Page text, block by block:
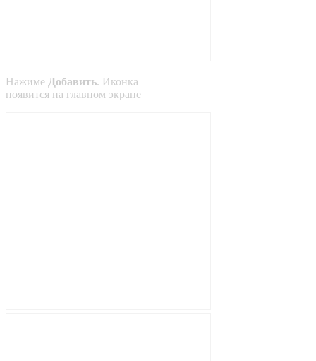
Нажиме Добавить. Иконка
появится на главном экране